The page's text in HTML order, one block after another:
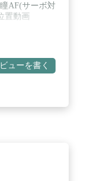
AF(サーボ対
置動画
ューを書く